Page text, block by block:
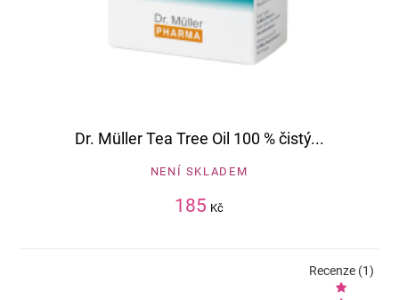
Dr. Müller Tea Tree Oil 100 % čistý...
NENÍ SKLADEM
185 Kč
Recenze (1)